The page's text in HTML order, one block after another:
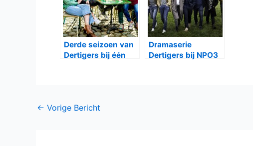
Derde seizoen van
Dertigers bij één
Dramaserie
Dertigers bij NPO3
Bericht
← Vorige Bericht